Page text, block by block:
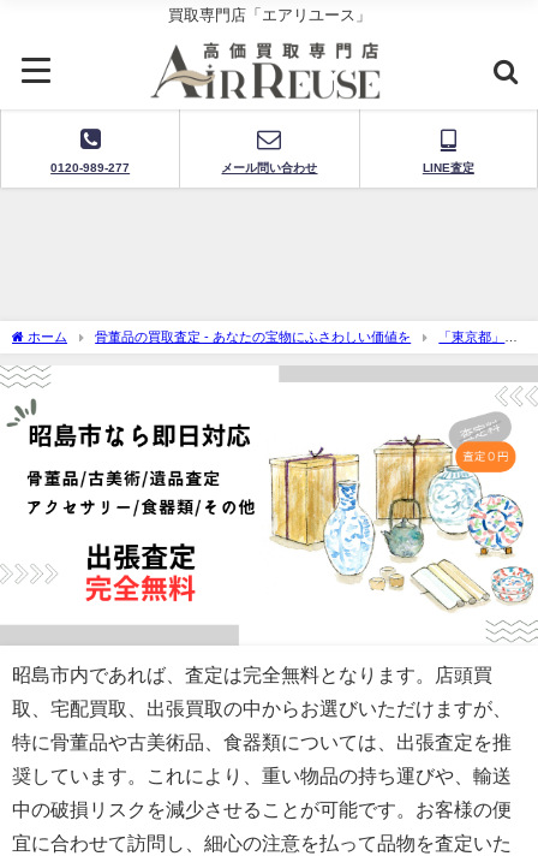
買取専門店「エアリユース」
0120-989-277 メール問い合わせ LINE査定
ホーム 骨董品の買取査定 - あなたの宝物にふさわしい価値を
「東京都」骨
董品買取・出張査定
昭島市で骨董品買取-出張査定に迅速対応！
昭島市内であれば、査定は完全無料となります。店頭買
取、宅配買取、出張買取の中からお選びいただけますが、
特に骨董品や古美術品、食器類については、出張査定を推
奨しています。これにより、重い物品の持ち運びや、輸送
中の破損リスクを減少させることが可能です。お客様の便
宜に合わせて訪問し、細心の注意を払って品物を査定いた